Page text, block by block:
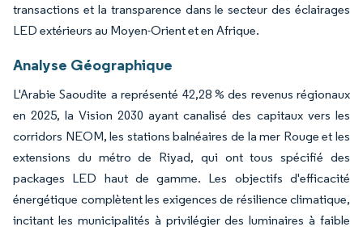
transactions et la transparence dans le secteur des éclairages
LED extérieurs au Moyen-Orient et en Afrique.
Analyse Géographique
L'Arabie Saoudite a représenté 42,28 % des revenus régionaux
en 2025, la Vision 2030 ayant canalisé des capitaux vers les
corridors NEOM, les stations balnéaires de la mer Rouge et les
extensions du métro de Riyad, qui ont tous spécifié des
packages LED haut de gamme. Les objectifs d'efficacité
énergétique complètent les exigences de résilience climatique,
incitant les municipalités à privilégier des luminaires à faible